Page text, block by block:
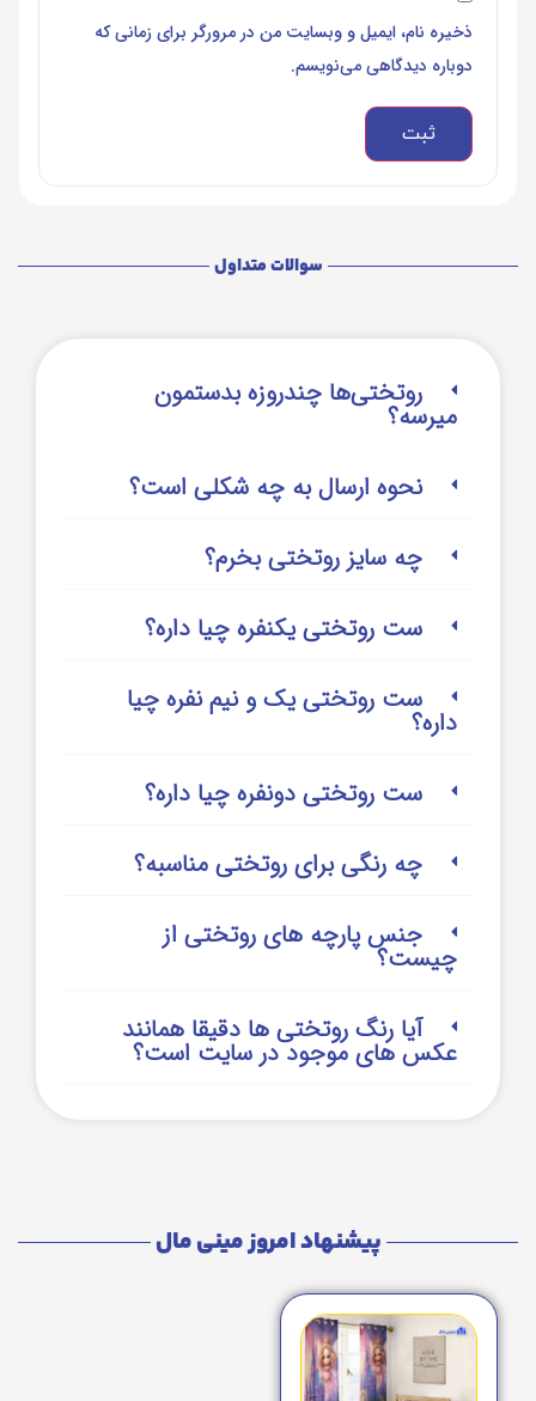
ذخیره نام، ایمیل و وبسایت من در مرورگر برای زمانی که
دوباره دیدگاهی می‌نویسم.
سوالات متداول
روتختی‌‌ها چندروزه بدستمون
میرسه؟
نحوه ارسال به چه شکلی است؟
چه سایز روتختی بخرم؟
ست روتختی یکنفره چیا داره؟
ست روتختی یک و نیم نفره چیا
داره؟
ست روتختی دونفره چیا داره؟
چه رنگی برای روتختی مناسبه؟
جنس پارچه های روتختی از
چیست؟
آیا رنگ روتختی ها دقیقا همانند
عکس های موجود در سایت است؟
پیشنهاد امروز مینی مال